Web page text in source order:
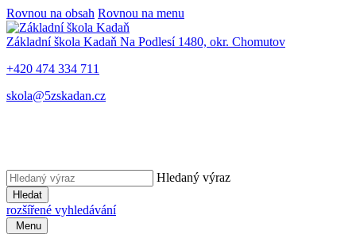
Rovnou na obsah Rovnou na menu
Základní škola Kadaň Na Podlesí 1480, okr. Chomutov
+420 474 334 711
skola@5zskadan.cz
Hledaný výraz
Hledat
rozšířené vyhledávání
Menu